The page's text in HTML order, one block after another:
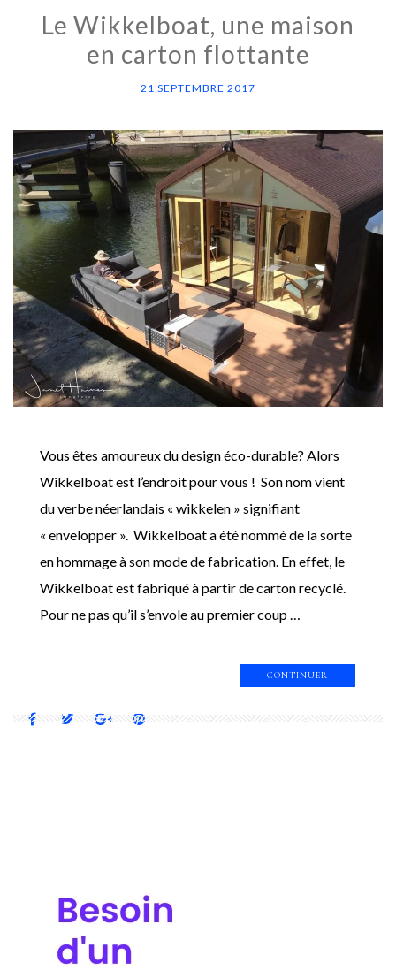
Le Wikkelboat, une maison
en carton flottante
21 SEPTEMBRE 2017
Vous êtes amoureux du design éco-durable? Alors
Wikkelboat est l’endroit pour vous ! Son nom vient
du verbe néerlandais « wikkelen » signifiant
« envelopper ». Wikkelboat a été nommé de la sorte
en hommage à son mode de fabrication. En effet, le
Wikkelboat est fabriqué à partir de carton recyclé.
Pour ne pas qu’il s’envole au premier coup …
CONTINUER